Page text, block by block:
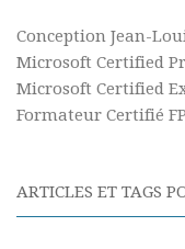
Conception Jean-
Microsoft Certified
Microsoft Certified
Formateur Certifié
ARTICLES ET TAGS